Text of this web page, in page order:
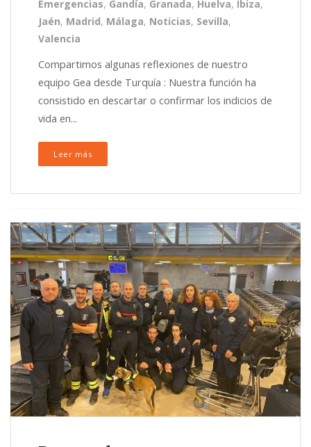
Emergencias, Gandía, Granada, Huelva, Ibiza,
Jaén, Madrid, Málaga, Noticias, Sevilla,
Valencia
Compartimos algunas reflexiones de nuestro
equipo Gea desde Turquía : Nuestra función ha
consistido en descartar o confirmar los indicios de
vida en...
Leer más